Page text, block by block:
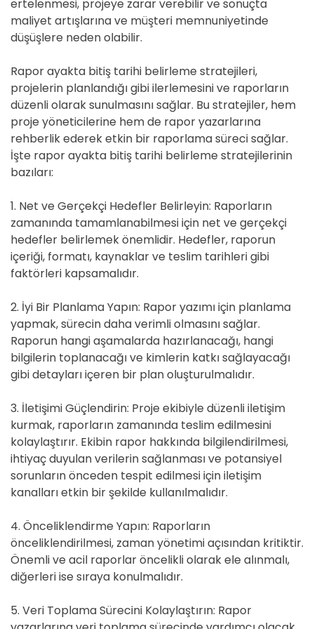
ertelenmesi, projeye zarar verebilir ve sonuçta
maliyet artışlarına ve müşteri memnuniyetinde
düşüşlere neden olabilir.
Rapor ayakta bitiş tarihi belirleme stratejileri,
projelerin planlandığı gibi ilerlemesini ve raporların
düzenli olarak sunulmasını sağlar. Bu stratejiler, hem
proje yöneticilerine hem de rapor yazarlarına
rehberlik ederek etkin bir raporlama süreci sağlar.
İşte rapor ayakta bitiş tarihi belirleme stratejilerinin
bazıları:
1. Net ve Gerçekçi Hedefler Belirleyin: Raporların
zamanında tamamlanabilmesi için net ve gerçekçi
hedefler belirlemek önemlidir. Hedefler, raporun
içeriği, formatı, kaynaklar ve teslim tarihleri gibi
faktörleri kapsamalıdır.
2. İyi Bir Planlama Yapın: Rapor yazımı için planlama
yapmak, sürecin daha verimli olmasını sağlar.
Raporun hangi aşamalarda hazırlanacağı, hangi
bilgilerin toplanacağı ve kimlerin katkı sağlayacağı
gibi detayları içeren bir plan oluşturulmalıdır.
3. İletişimi Güçlendirin: Proje ekibiyle düzenli iletişim
kurmak, raporların zamanında teslim edilmesini
kolaylaştırır. Ekibin rapor hakkında bilgilendirilmesi,
ihtiyaç duyulan verilerin sağlanması ve potansiyel
sorunların önceden tespit edilmesi için iletişim
kanalları etkin bir şekilde kullanılmalıdır.
4. Önceliklendirme Yapın: Raporların
önceliklendirilmesi, zaman yönetimi açısından kritiktir.
Önemli ve acil raporlar öncelikli olarak ele alınmalı,
diğerleri ise sıraya konulmalıdır.
5. Veri Toplama Sürecini Kolaylaştırın: Rapor